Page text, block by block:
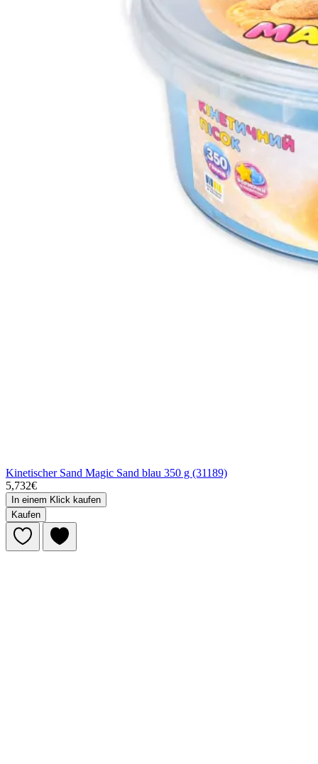
Kinetischer Sand Magic Sand blau 350 g (31189)
5,732€
In einem Klick kaufen
Kaufen